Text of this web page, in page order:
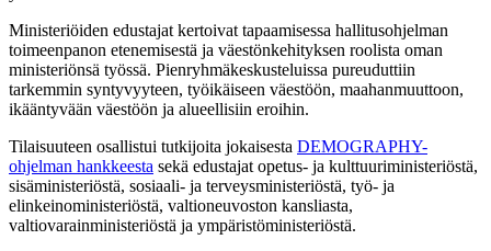
Ministeriöiden edustajat kertoivat tapaamisessa hallitusohjelman
toimeenpanon etenemisestä ja väestönkehityksen roolista oman
ministeriönsä työssä. Pienryhmäkeskusteluissa pureuduttiin
tarkemmin syntyvyyteen, työikäiseen väestöön, maahanmuuttoon,
ikääntyvään väestöön ja alueellisiin eroihin.
Tilaisuuteen osallistui tutkijoita jokaisesta DEMOGRAPHY-
ohjelman hankkeesta sekä edustajat opetus- ja kulttuuriministeriöstä,
sisäministeriöstä, sosiaali- ja terveysministeriöstä, työ- ja
elinkeinoministeriöstä, valtioneuvoston kansliasta,
valtiovarainministeriöstä ja ympäristöministeriöstä.